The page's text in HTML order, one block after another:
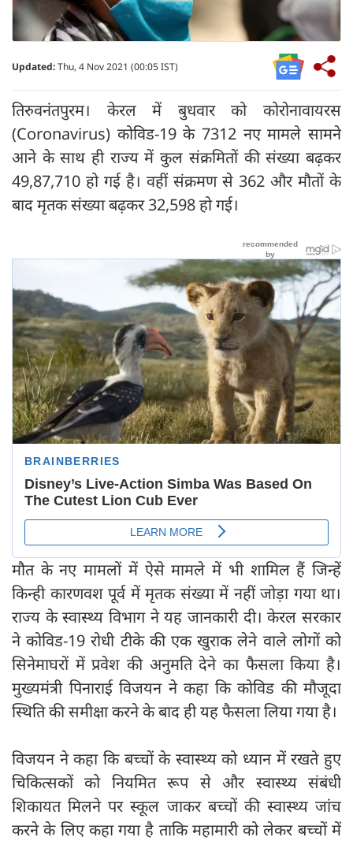
Updated:Thu, 4 Nov 2021 (00:05 IST)
तिरुवनंतपुरम। केरल में बुधवार को कोरोनावायरस
(Coronavirus) कोविड-19 के 7312 नए मामले सामने
आने के साथ ही राज्य में कुल संक्रमितों की संख्या बढ़कर
49,87,710 हो गई है। वहीं संक्रमण से 362 और मौतों के
बाद मृतक संख्या बढ़कर 32,598 हो गई।
मौत के नए मामलों में ऐसे मामले में भी शामिल हैं जिन्हें
किन्ही कारणवश पूर्व में मृतक संख्या में नहीं जोड़ा गया था।
राज्य के स्वास्थ्य विभाग ने यह जानकारी दी। केरल सरकार
ने कोविड-19 रोधी टीके की एक खुराक लेने वाले लोगों को
सिनेमाघरों में प्रवेश की अनुमति देने का फैसला किया है।
मुख्यमंत्री पिनाराई विजयन ने कहा कि कोविड की मौजूदा
स्थिति की समीक्षा करने के बाद ही यह फैसला लिया गया है।
विजयन ने कहा कि बच्चों के स्वास्थ्य को ध्यान में रखते हुए
चिकित्सकों को नियमित रूप से और स्वास्थ्य संबंधी
शिकायत मिलने पर स्कूल जाकर बच्चों की स्वास्थ्य जांच
करने के लिए कहा गया है ताकि महामारी को लेकर बच्चों में